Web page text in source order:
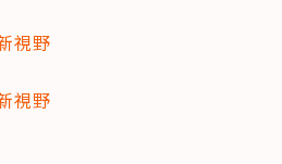
視野
視野